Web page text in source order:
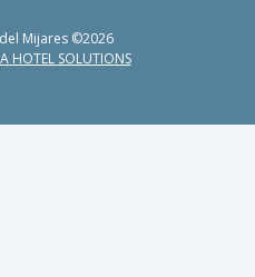
Mijares ©2026
HOTEL SOLUTIONS